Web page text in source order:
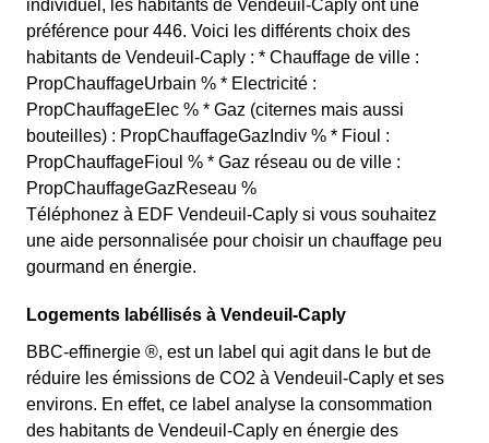
individuel, les habitants de Vendeuil-Caply ont une
préférence pour 446. Voici les différents choix des
habitants de Vendeuil-Caply : * Chauffage de ville :
PropChauffageUrbain % * Electricité :
PropChauffageElec % * Gaz (citernes mais aussi
bouteilles) : PropChauffageGazIndiv % * Fioul :
PropChauffageFioul % * Gaz réseau ou de ville :
PropChauffageGazReseau %
Téléphonez à EDF Vendeuil-Caply si vous souhaitez
une aide personnalisée pour choisir un chauffage peu
gourmand en énergie.
Logements labéllisés à Vendeuil-Caply
BBC-effinergie ®, est un label qui agit dans le but de
réduire les émissions de CO2 à Vendeuil-Caply et ses
environs. En effet, ce label analyse la consommation
des habitants de Vendeuil-Caply en énergie des